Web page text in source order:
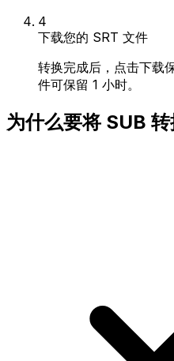
4
下载您的 SRT 文件
转换完成后，点击下载
件可保留 1 小时。
为什么要将 SUB